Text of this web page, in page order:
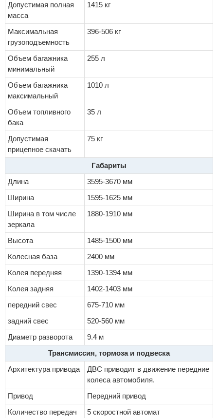
Допустимая полная
масса
1415 кг
Максимальная
грузоподъемность
396-506 кг
Объем багажника
минимальный
255 л
Объем багажника
максимальный
1010 л
Объем топливного
бака
35 л
Допустимая
прицепное скачать
75 кг
Габариты
Длина
3595-3670 мм
Ширина
1595-1625 мм
Ширина в том числе
зеркала
1880-1910 мм
Высота
1485-1500 мм
Колесная база
2400 мм
Колея передняя
1390-1394 мм
Колея задняя
1402-1403 мм
передний свес
675-710 мм
задний свес
520-560 мм
Диаметр разворота
9.4 м
Трансмиссия, тормоза и подвеска
Архитектура привода
ДВС приводит в движение передние
колеса автомобиля.
Привод
Передний привод
Количество передач
5 скоростной автомат